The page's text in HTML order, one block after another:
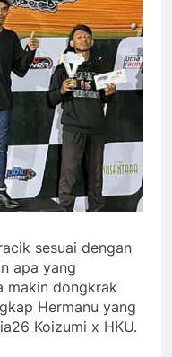
sesuai dengan
apa yang
makin dongkrak
Hermanu yang
Koizumi x HKU.